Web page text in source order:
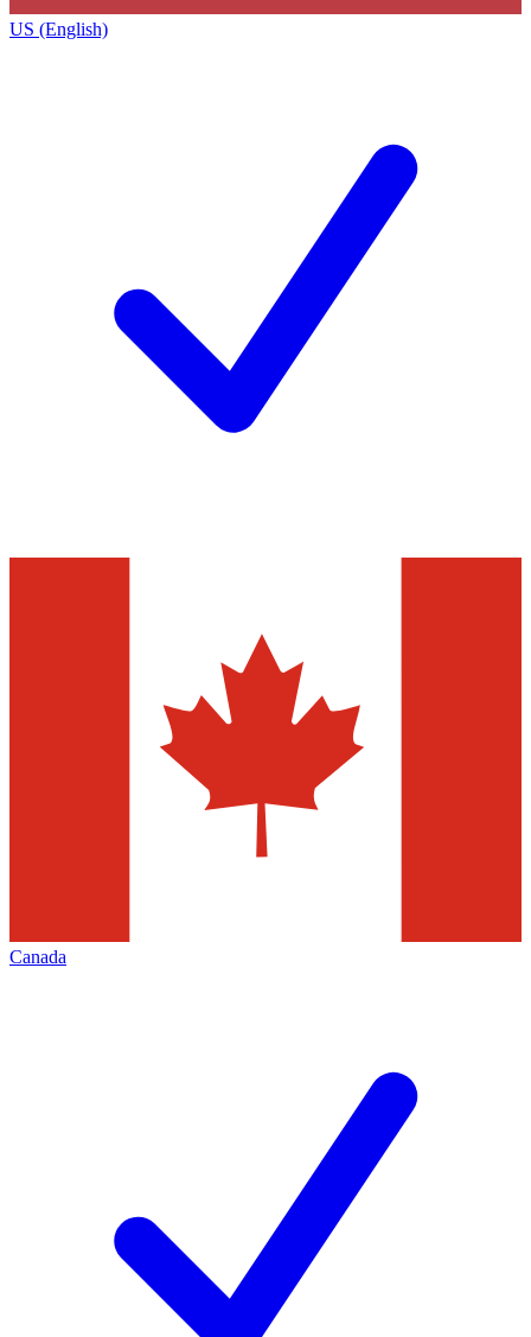
US (English)
Canada